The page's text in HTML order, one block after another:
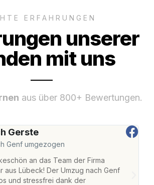
ERFAHRUNGEN
unserer
mit uns
aus über 800+ Bewertungen.
Gerste
Genf umgezogen
an das Team der Firma
aus Lübeck! Der Umzug nach Genf
und stressfrei dank der